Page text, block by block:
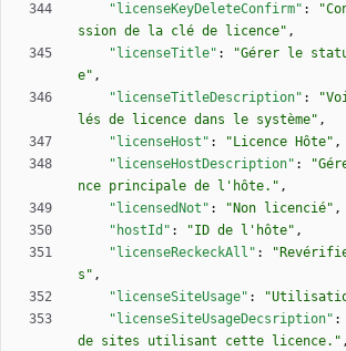
"licenseKeyDeleteConfirm" :
ssion de la clé de licence" ,
"licenseTitle" :
"Gérer le
e" ,
"licenseTitleDescription" :
lés de licence dans le système" ,
"licenseHost" : "Licence Hôte" ,
"licenseHostDescription" :
nce principale de l'hôte." ,
"licensedNot" : "Non licencié" ,
"hostId" : "ID de l'hôte" ,
"licenseReckeckAll" :
s" ,
"licenseSiteUsage" :
"licenseSiteUsageDecsription" :
de sites utilisant cette licence." ,